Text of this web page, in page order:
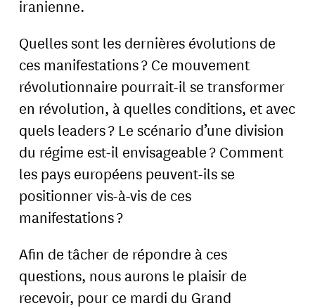
iranienne.
Quelles sont les dernières évolutions de
ces manifestations ? Ce mouvement
révolutionnaire pourrait-il se transformer
en révolution, à quelles conditions, et avec
quels leaders ? Le scénario d’une division
du régime est-il envisageable ? Comment
les pays européens peuvent-ils se
positionner vis-à-vis de ces
manifestations ?
Afin de tâcher de répondre à ces
questions, nous aurons le plaisir de
recevoir, pour ce mardi du Grand